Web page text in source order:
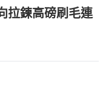
拉鍊高磅刷毛連